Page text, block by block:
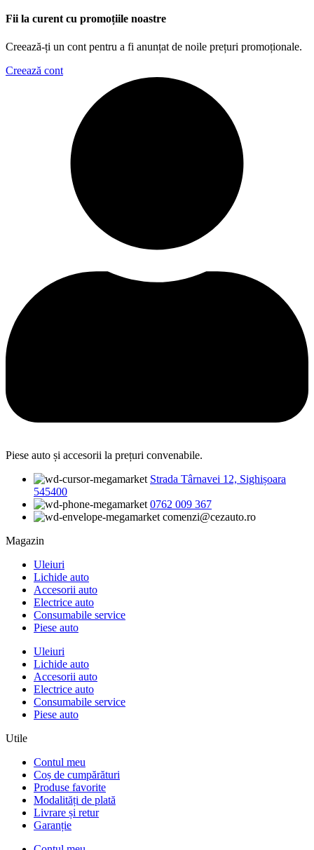
Fii la curent cu promoțiile noastre
Creează-ți un cont pentru a fi anunțat de noile prețuri promoționale.
Creează cont
Piese auto și accesorii la prețuri convenabile.
Strada Târnavei 12, Sighișoara
545400
0762 009 367
comenzi@cezauto.ro
Magazin
Uleiuri
Lichide auto
Accesorii auto
Electrice auto
Consumabile service
Piese auto
Uleiuri
Lichide auto
Accesorii auto
Electrice auto
Consumabile service
Piese auto
Utile
Contul meu
Coș de cumpărături
Produse favorite
Modalități de plată
Livrare și retur
Garanție